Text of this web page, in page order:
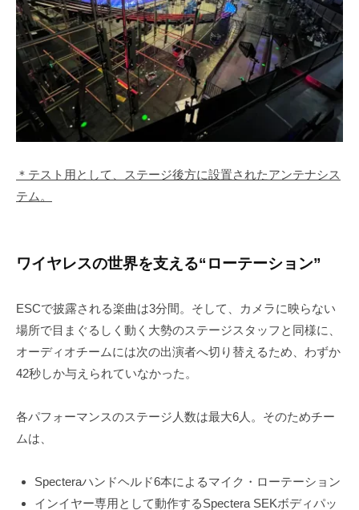
＊テスト用として、ステージ後方に設置されたアンテナシス
テム。
ワイヤレスの世界を支える“ローテーション”
ESCで披露される楽曲は3分間。そして、カメラに映らない
場所で目まぐるしく動く大勢のステージスタッフと同様に、
オーディオチームには次の出演者へ切り替えるため、わずか
42秒しか与えられていなかった。
各パフォーマンスのステージ人数は最大6人。そのためチー
ムは、
Specteraハンドヘルド6本によるマイク・ローテーション
インイヤー専用として動作するSpectera SEKボディパッ